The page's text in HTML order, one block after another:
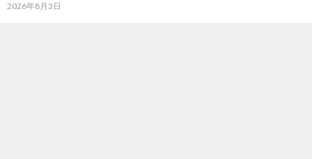
2026年8月3日